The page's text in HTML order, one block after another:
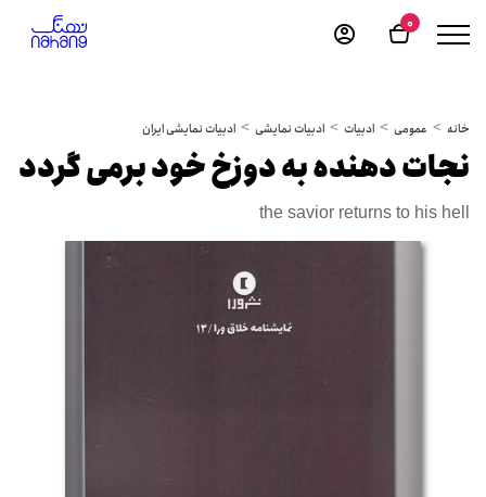
0
خانه عمومی ادبیات ادبیات نمایشی ادبیات نمایشی ایران
نجات دهنده به دوزخ خود برمی گردد
the savior returns to his hell